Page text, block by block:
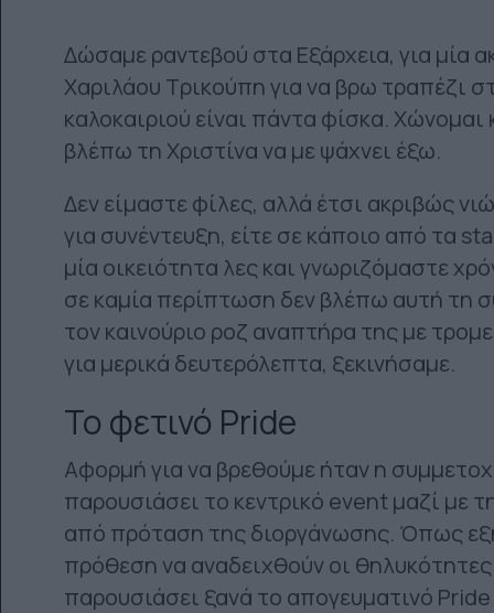
Δώσαμε ραντεβού στα Εξάρχεια, για μία
Χαριλάου Τρικούπη για να βρω τραπέζι
καλοκαιριού είναι πάντα φίσκα.
βλέπω τη Χριστίνα να με ψάχνει έξω.
Δεν είμαστε φίλες, αλλά έτσι ακριβώς
για συνέντευξη, είτε σε κάποιο από τα
μία οικειότητα λες και γνωριζόμαστε
σε καμία περίπτωση δεν βλέπω αυτή τη
τον καινούριο ροζ αναπτήρα της με
για μερικά δευτερόλεπτα, ξεκινήσαμε.
Το φετινό Pride
Αφορμή για να βρεθούμε ήταν η
παρουσιάσει το κεντρικό event μαζί με
από πρόταση της διοργάνωσης. Όπως
πρόθεση να αναδειχθούν οι
παρουσιάσει ξανά το απογευματινό